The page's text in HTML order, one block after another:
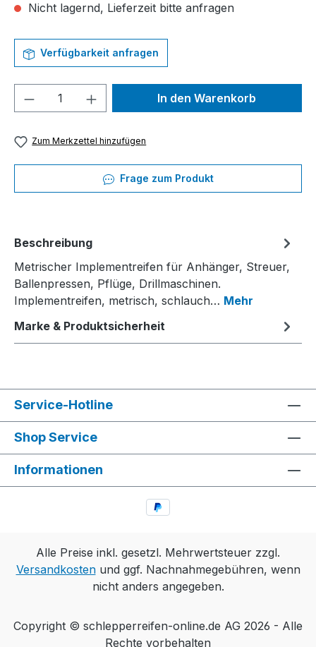
Nicht lagernd, Lieferzeit bitte anfragen
Verfügbarkeit anfragen
Produkt Anzahl: Gib denIn den Warenkorb
Zum Merkzettel hinzufügen
Frage zum Produkt
Beschreibung
Metrischer Implementreifen für Anhänger, Streuer,
Ballenpressen, Pflüge, Drillmaschinen.
Implementreifen, metrisch, schlauch… Mehr
Marke & Produktsicherheit
Service-Hotline
Shop Service
Informationen
Alle Preise inkl. gesetzl. Mehrwertsteuer zzgl.
Versandkostenund ggf. Nachnahmegebühren, wenn
nicht anders angegeben.
Copyright © schlepperreifen-online.de AG 2026 - Alle
Rechte vorbehalten